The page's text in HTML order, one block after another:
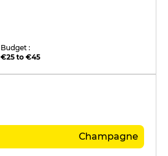
Budget :
€25 to €45
Champagne